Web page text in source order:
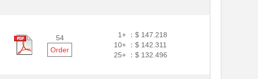
54
Order
1+ ： $ 147.218
10+ ： $ 142.311
25+ ： $ 132.496